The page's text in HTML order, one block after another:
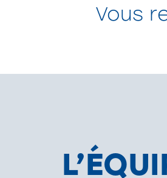
Bien acheter
Notre équipe
Vous